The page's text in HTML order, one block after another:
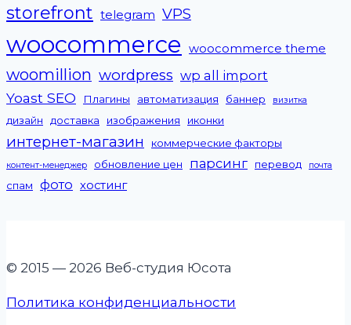
storefront telegram VPS
woocommerce woocommerce theme
woomillion wordpress wp all import
Yoast SEO Плагины автоматизация баннер визитка
дизайн доставка изображения иконки
интернет-магазин коммерческие факторы
контент-менеджер обновление цен парсинг перевод почта
спам фото хостинг
© 2015 — 2026 Веб-студия Юсота
Политика конфиденциальности